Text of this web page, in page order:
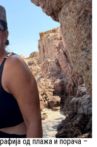
од плажа и порача –